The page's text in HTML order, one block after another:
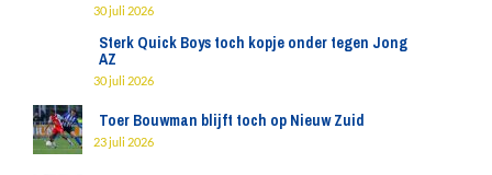
30 juli 2026
Sterk Quick Boys toch kopje onder tegen Jong
AZ
30 juli 2026
Toer Bouwman blijft toch op Nieuw Zuid
23 juli 2026